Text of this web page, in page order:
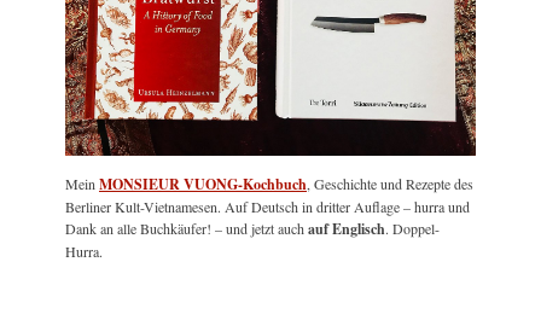
MeinMONSIEUR VUONG-Kochbuch, Geschichte und Rezepte des
Berliner Kult-Vietnamesen. Auf Deutsch in dritter Auflage – hurra und
Dank an alle Buchkäufer! – und jetzt auchauf Englisch. Doppel-
Hurra.